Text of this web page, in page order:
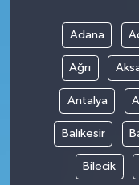
Adana
Ağrı
Antalya
Balıkesir
Bilecik